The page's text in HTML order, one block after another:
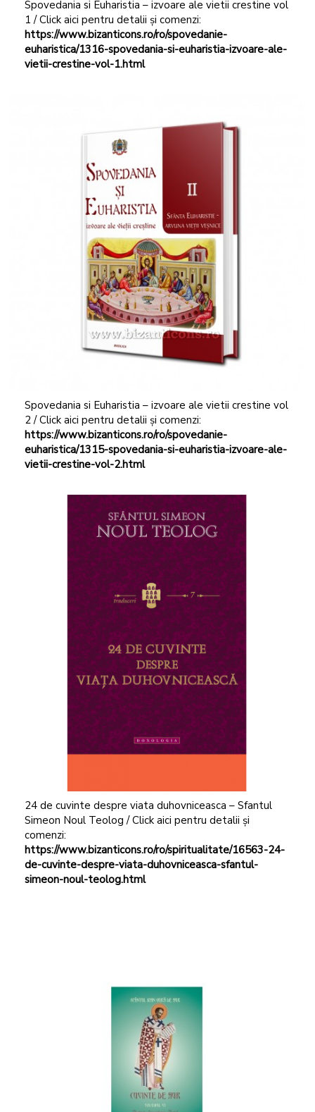
Spovedania si Euharistia – izvoare ale vietii crestine vol
1 / Click aici pentru detalii și comenzi:
https://www.bizanticons.ro/ro/spovedanie-
euharistica/1316-spovedania-si-euharistia-izvoare-ale-
vietii-crestine-vol-1.html
Spovedania si Euharistia – izvoare ale vietii crestine vol
2 / Click aici pentru detalii și comenzi:
https://www.bizanticons.ro/ro/spovedanie-
euharistica/1315-spovedania-si-euharistia-izvoare-ale-
vietii-crestine-vol-2.html
24 de cuvinte despre viata duhovniceasca – Sfantul
Simeon Noul Teolog / Click aici pentru detalii și
comenzi:
https://www.bizanticons.ro/ro/spiritualitate/16563-24-
de-cuvinte-despre-viata-duhovniceasca-sfantul-
simeon-noul-teolog.html